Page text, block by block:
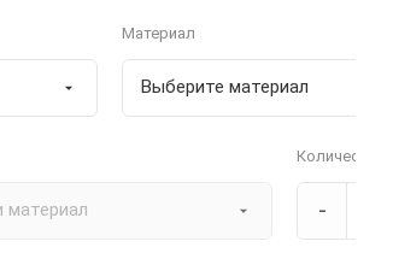
Материал
Количество
-